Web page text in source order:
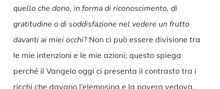
quello che dono, in forma di riconoscimento, di
gratitudine o di soddisfazione nel vedere un frutto
davanti ai miei occhi? Non ci può essere divisione tra
le mie intenzioni e le mie azioni; questo spiega
perché il Vangelo oggi ci presenta il contrasto tra i
ricchi che davano l’elemosina e la povera vedova.